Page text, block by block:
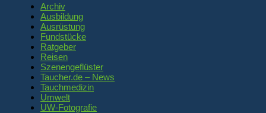
Archiv
Ausbildung
Ausrüstung
Fundstücke
Ratgeber
Reisen
Szenengeflüster
Taucher.de – News
Tauchmedizin
Umwelt
UW-Fotografie